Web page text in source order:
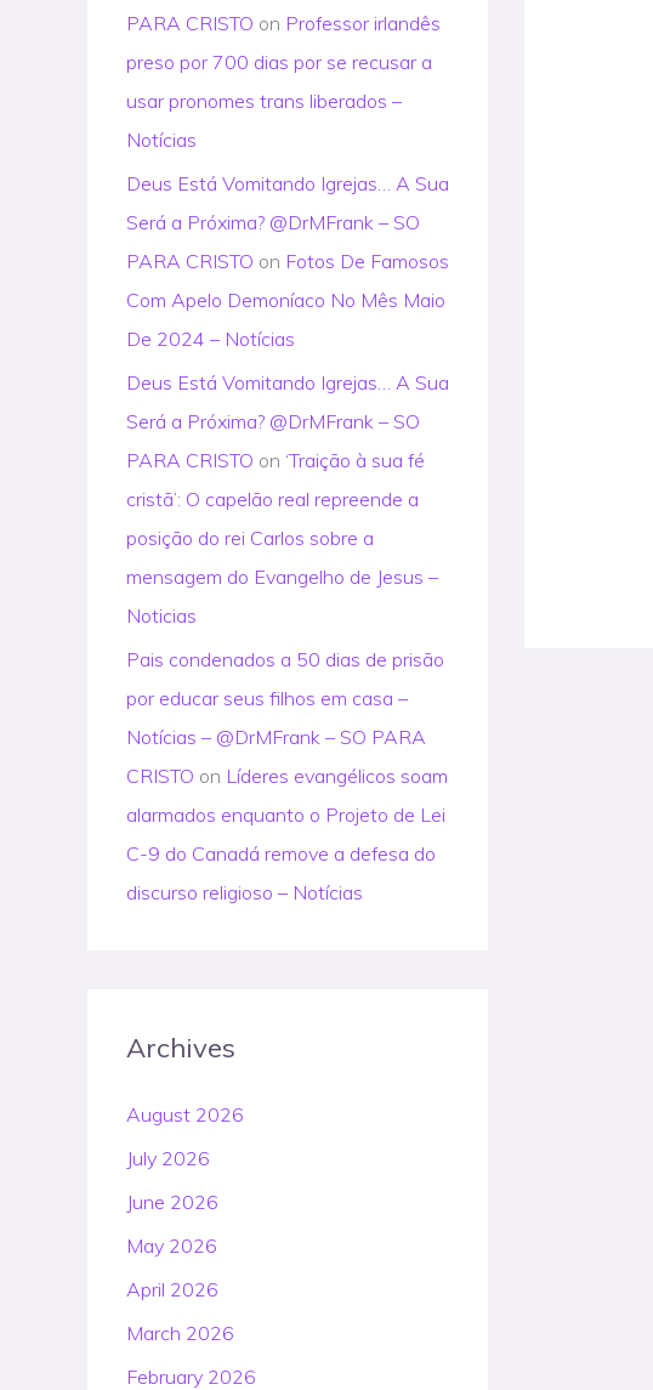
PARA CRISTO on Professor irlandês
preso por 700 dias por se recusar a
usar pronomes trans liberados –
Notícias
Deus Está Vomitando Igrejas… A Sua
Será a Próxima? @DrMFrank – SO
PARA CRISTO on Fotos De Famosos
Com Apelo Demoníaco No Mês Maio
De 2024 – Notícias
Deus Está Vomitando Igrejas… A Sua
Será a Próxima? @DrMFrank – SO
PARA CRISTO on ‘Traição à sua fé
cristã’: O capelão real repreende a
posição do rei Carlos sobre a
mensagem do Evangelho de Jesus –
Noticias
Pais condenados a 50 dias de prisão
por educar seus filhos em casa –
Notícias – @DrMFrank – SO PARA
CRISTO on Líderes evangélicos soam
alarmados enquanto o Projeto de Lei
C-9 do Canadá remove a defesa do
discurso religioso – Notícias
Archives
August 2026
July 2026
June 2026
May 2026
April 2026
March 2026
February 2026